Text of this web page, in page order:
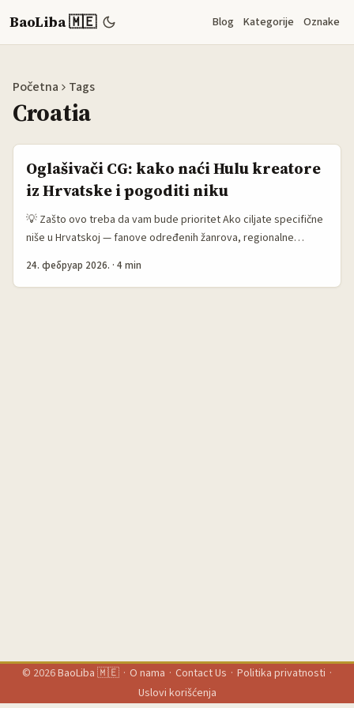
BaoLiba 🇲🇪 Blog Kategorije Oznake
Početna Tags
Croatia
Oglašivači CG: kako naći Hulu kreatore
iz Hrvatske i pogoditi niku
💡 Zašto ovo treba da vam bude prioritet Ako ciljate specifične
niše u Hrvatskoj — fanove određenih žanrova, regionalne
streaming zajednice ili subkulture koje prate serije na servisima
poput Hulu — klasičan pristup “veliki influenser = siguran reach”
24. фебруар 2026. · 4 min
© 2026BaoLiba 🇲🇪 · O nama · Contact Us · Politika privatnosti ·
Uslovi korišćenja